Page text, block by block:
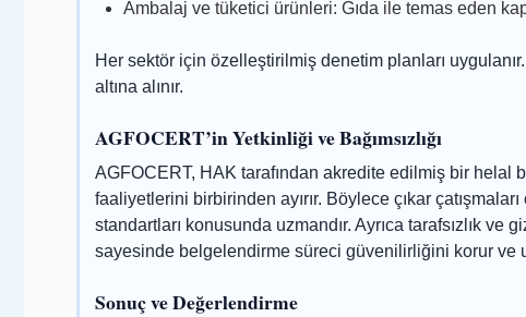
Ambalaj ve tüketici ürünleri: Gıda ile temas eden
Her sektör için özelleştirilmiş denetim planları
altına alınır.
AGFOCERT’in Yetkinliği ve Bağımsızlığı
AGFOCERT, HAK tarafından akredite edilmiş bir
faaliyetlerini birbirinden ayırır. Böylece çıkar
standartları konusunda uzmandır. Ayrıca tarafsızlık ve
sayesinde belgelendirme süreci güvenilirliğini korur ve
Sonuç ve Değerlendirme